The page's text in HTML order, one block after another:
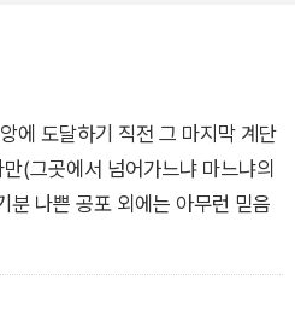
에 도달하기 직전 그 마지막 계단
(그곳에서 넘어가느냐 마느냐의
분 나쁜 공포 외에는 아무런 믿음